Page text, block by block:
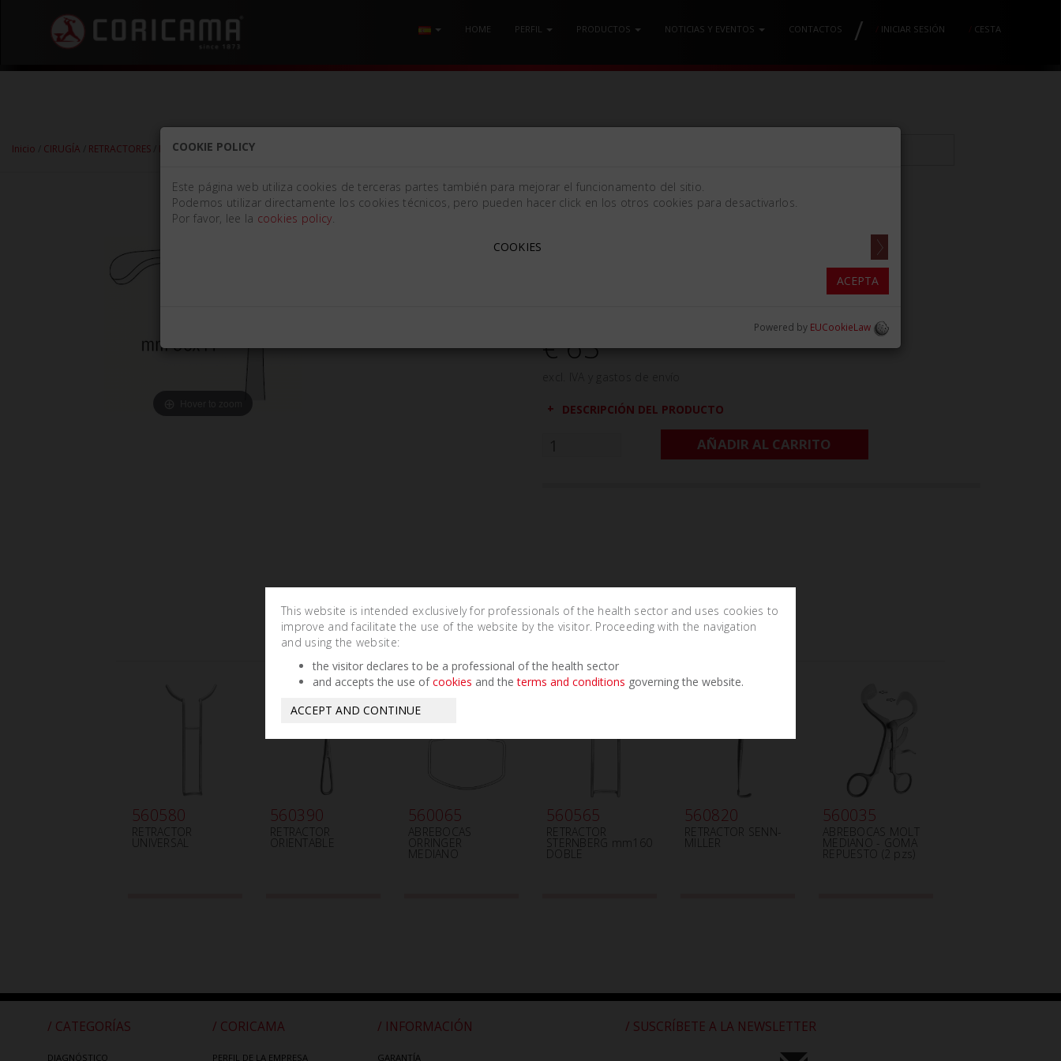
HOME PERFIL PRODUCTOS NOTICIAS Y EVENTOS CONTACTOS / / INICIAR SESIÓN CESTA
Inicio CIRUGÍA RETRACTORES RETRACTORES DE CARRILOS Y TEJIDOS
€ 63
DESCRIPCIÓN DEL PRODUCTO
AÑADIR AL CARRITO
560580
RETRACTOR
UNIVERSAL
560390
RETRACTOR
ORIENTABLE
560065
ABREBOCAS
ORRINGER
MEDIANO
560565
RETRACTOR
STERNBERG mm160
DOBLE
560820
RETRACTOR SENN-
MILLER
560035
ABREBOCAS MOLT
MEDIANO - GOMA
REPUESTO (2 pzs)
/ CATEGORÍAS
DIAGNÓSTICO
/ CORICAMA
PERFIL DE LA EMPRESA
/ INFORMACIÓN
GARANTÍA
/ SUSCRÍBETE A LA NEWSLETTER
This website is intended exclusively for professionals of the health sector and uses cookies to
improve and facilitate the use of the website by the visitor. Proceeding with the navigation
and using the website:
the visitor declares to be a professional of the health sector
and accepts the use ofcookies and theterms and conditions governing the website.
ACCEPT AND CONTINUE
COOKIE POLICY
Este página web utiliza cookies de terceras partes también para mejorar el funcionamento del sitio.
Podemos utilizar directamente los cookies técnicos, pero pueden hacer click en los otros cookies para desactivarlos.
Por favor, lee la cookies policy.
COOKIES
ACEPTA
Powered by EUCookieLaw